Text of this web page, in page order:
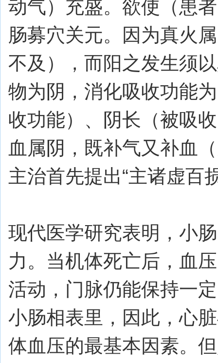
动气）充盛。欲使（患
肠募穴关元。因为真火
不及），而阳之发生须
物为阴，消化吸收功能
收功能）、阴长（被吸
血属阴，既补气又补血
主治首先提出“主诸虚百
现代医学研究表明，小
力。当机体死亡后，血
活动，门脉仍能保持一
小肠相表里，因此，心
体血压的最基本因素。